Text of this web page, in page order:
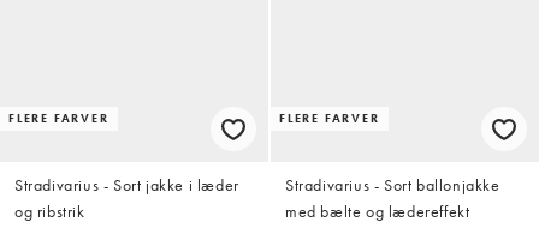
FLERE FARVER
Stradivarius - Sort jakke i læder
og ribstrik
FLERE FARVER
Stradivarius - Sort ballonjakke
med bælte og lædereffekt